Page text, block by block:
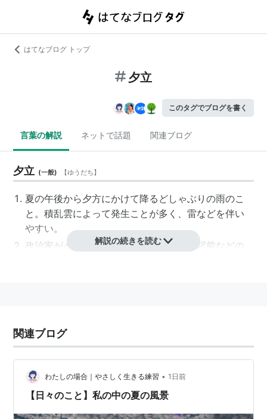
はてなブログ トップ
夕立
このタグでブログを書く
言葉の解説 ネットで話題 関連ブログ
夕立 (一般) 【ゆうだち】
夏の午後から夕方にかけて降るどしゃぶりの雨のこ
と。積乱雲によって発生ことが多く、雷などを伴い
やすい。
政治家が夕方帰宅途中の有権者に対し、駅前などの
解説の続きを読む
関連ブログ
わたしの場合｜やさしく生きる練習 • 1日前
【日々のこと】私の中の夏の風景